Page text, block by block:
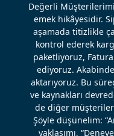
Değerli
emek hikâyesidir.
aşamada titizlikle
kontrol ederek
paketliyoruz,
ediyoruz.
aktarıyoruz. Bu
ve kaynakları
de diğer
Şöyle düşünelim:
yaklaşımı,